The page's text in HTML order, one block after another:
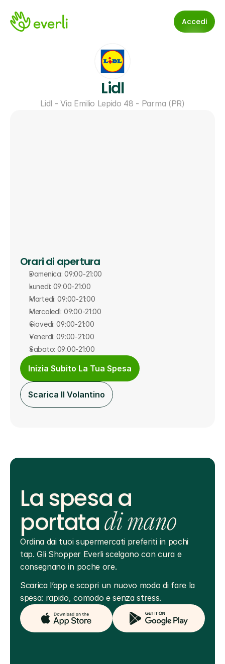
Accedi
Lidl
Lidl - Via Emilio Lepido 48 - Parma (PR)
Orari di apertura
Domenica: 09:00-21:00
Lunedì: 09:00-21:00
Martedì: 09:00-21:00
Mercoledì: 09:00-21:00
Giovedì: 09:00-21:00
Venerdì: 09:00-21:00
Sabato: 09:00-21:00
Inizia Subito La Tua Spesa
Scarica Il Volantino
La spesa a
portatadi mano
Ordina dai tuoi supermercati preferiti in pochi
tap. Gli Shopper Everli scelgono con cura e
consegnano in poche ore.
Scarica l’app e scopri un nuovo modo di fare la
spesa: rapido, comodo e senza stress.